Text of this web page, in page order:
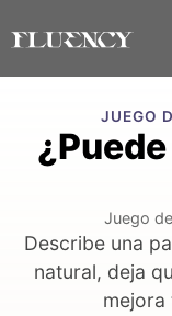
JUEGO
Juego
Describe una
natural, deja